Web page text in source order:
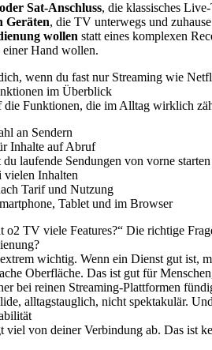
Sat-Anschluss, die klassisches
Geräten, die TV unterwegs und
wollen statt eines komplexen
einer Hand wollen.
wenn du fast nur Streaming wie
im Überblick
die Funktionen, die im Alltag wirklich
an Sendern
Inhalte auf Abruf
du laufende Sendungen von vorne
vielen Inhalten
Tarif und Nutzung
Tablet und im Browser
o2 TV viele Features?“ Die richtige
wichtig. Wenn ein Dienst gut ist,
Oberfläche. Das ist gut für
bei reinen Streaming-Plattformen
alltagstauglich, nicht spektakulär.
von deiner Verbindung ab. Das ist